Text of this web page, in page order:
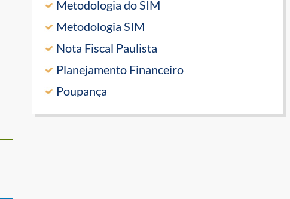
Metodologia do SIM
Metodologia SIM
Nota Fiscal Paulista
Planejamento Financeiro
Poupança